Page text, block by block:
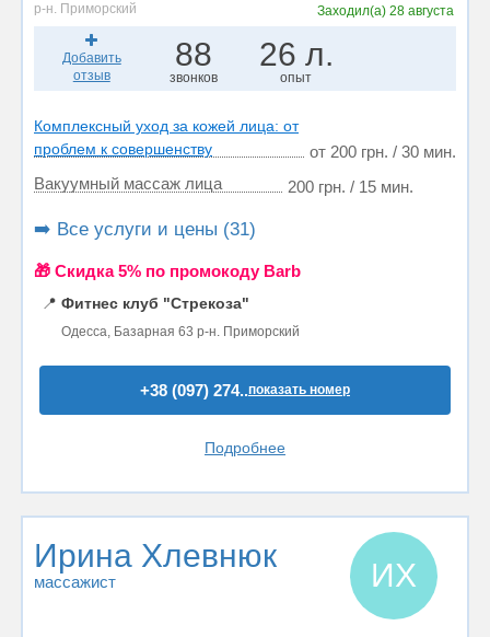
р-н. Приморский Заходил(а)28 августа
Добавить
отзыв
88
звонков
26 л.
опыт
Комплексный уход за кожей лица: от
проблем к совершенству
от 200 грн. / 30 мин.
Вакуумный массаж лица
200 грн. / 15 мин.
➡️ Все услуги и цены (31)
🎁 Cкидка 5% по промокоду Barb
📍 Фитнес клуб "Стрекоза"
Одесса, Базарная 63 р-н. Приморский
+38 (097) 274..показать номер
Подробнее
Ирина Хлевнюк
массажист ИХ